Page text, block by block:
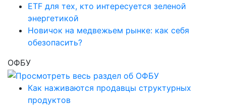
ETF для тех, кто интересуется зеленой
энергетикой
Новичок на медвежьем рынке: как себя
обезопасить?
ОФБУ
Как наживаются продавцы структурных
продуктов